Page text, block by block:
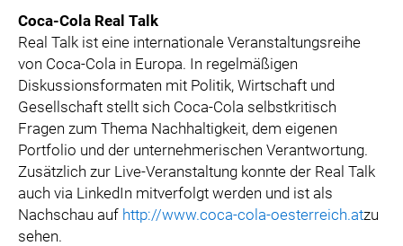
Coca-Cola Real Talk
Real Talk ist eine internationale Veranstaltungsreihe
von Coca-Cola in Europa. In regelmäßigen
Diskussionsformaten mit Politik, Wirtschaft und
Gesellschaft stellt sich Coca-Cola selbstkritisch
Fragen zum Thema Nachhaltigkeit, dem eigenen
Portfolio und der unternehmerischen Verantwortung.
Zusätzlich zur Live-Veranstaltung konnte der Real Talk
auch via LinkedIn mitverfolgt werden und ist als
Nachschau auf http://www.coca-cola-oesterreich.atzu
sehen.